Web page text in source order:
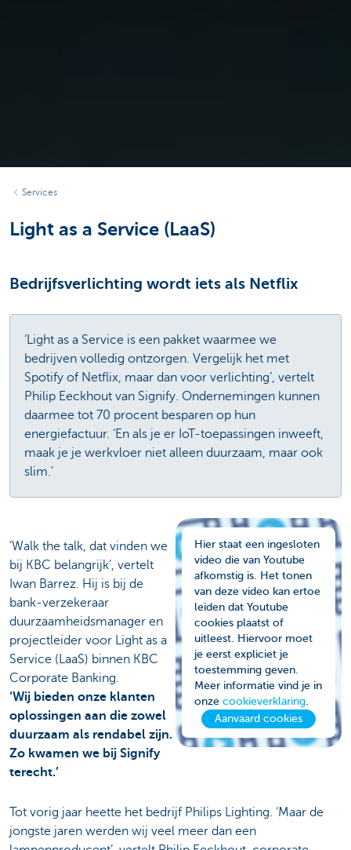
Services
Light as a Service (LaaS)
Bedrijfsverlichting wordt iets als Netflix
‘Light as a Service is een pakket waarmee we
bedrijven volledig ontzorgen. Vergelijk het met
Spotify of Netflix, maar dan voor verlichting’, vertelt
Philip Eeckhout van Signify. Ondernemingen kunnen
daarmee tot 70 procent besparen op hun
energiefactuur. ‘En als je er IoT-toepassingen inweeft,
maak je je werkvloer niet alleen duurzaam, maar ook
slim.’
Hier staat een ingesloten
video die van Youtube
afkomstig is. Het tonen
van deze video kan ertoe
leiden dat Youtube
cookies plaatst of
uitleest. Hiervoor moet
je eerst expliciet je
toestemming geven.
Meer informatie vind je in
onze cookieverklaring.
Aanvaard cookies
‘Walk the talk, dat vinden we
bij KBC belangrijk’, vertelt
Iwan Barrez. Hij is bij de
bank-verzekeraar
duurzaamheidsmanager en
projectleider voor Light as a
Service (LaaS) binnen KBC
Corporate Banking.
‘Wij bieden onze klanten
oplossingen aan die zowel
duurzaam als rendabel zijn.
Zo kwamen we bij Signify
terecht.’
Tot vorig jaar heette het bedrijf Philips Lighting. ‘Maar de
jongste jaren werden wij veel meer dan een